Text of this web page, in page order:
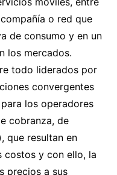
o red que
de consumo y en un
los mercados.
todo liderados por
convergentes
los operadores
cobranza, de
que resultan en
costos y con ello, la
precios a sus